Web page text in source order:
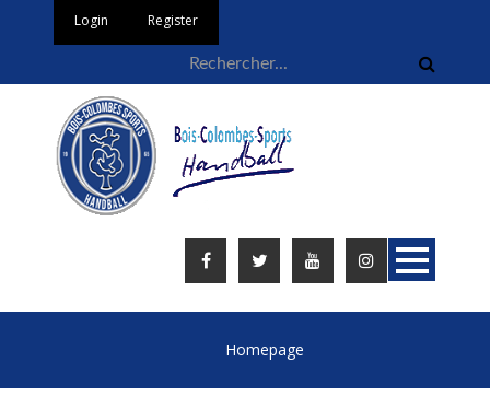
Login Register
Homepage